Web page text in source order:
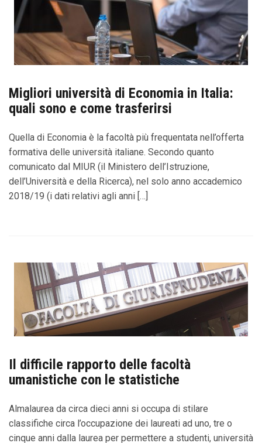
Migliori università di Economia in Italia:
quali sono e come trasferirsi
Quella di Economia è la facoltà più frequentata nell’offerta
formativa delle università italiane. Secondo quanto
comunicato dal MIUR (il Ministero dell’Istruzione,
dell’Università e della Ricerca), nel solo anno accademico
2018/19 (i dati relativi agli anni […]
Il difficile rapporto delle facoltà
umanistiche con le statistiche
Almalaurea da circa dieci anni si occupa di stilare
classifiche circa l’occupazione dei laureati ad uno, tre o
cinque anni dalla laurea per permettere a studenti, università